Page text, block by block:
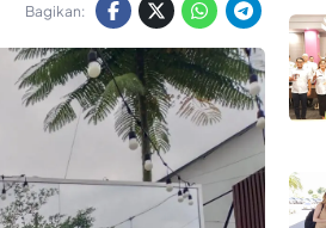
Bagikan: